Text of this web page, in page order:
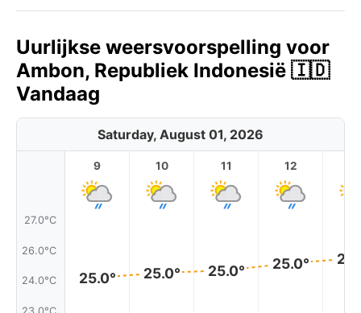
Uurlijkse weersvoorspelling voor
Ambon, Republiek Indonesië 🇮🇩
Vandaag
Saturday, August 01, 2026
27.0°C
26.0°C
24.0°C
23.0°C
9
25.0°
10
25.0°
11
25.0°
12
25.0°